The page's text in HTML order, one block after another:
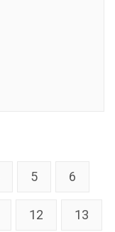
5 6
12 13